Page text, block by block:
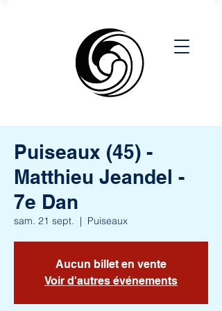
Puiseaux (45) -
Matthieu Jeandel -
7e Dan
sam. 21 sept.
  |
Puiseaux
Aucun billet en vente
Voir d'autres événements